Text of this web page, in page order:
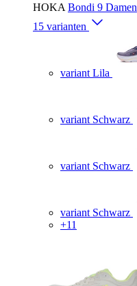
HOKA Bondi 9 Damen
15 varianten
variant Lila
variant Schwarz
variant Schwarz
variant Schwarz
+11